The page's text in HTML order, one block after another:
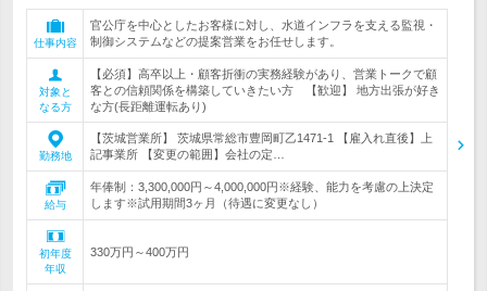
仕事内容
官公庁を中心としたお客様に対し、水道インフラを支える監視・
制御システムなどの提案営業をお任せします。
対象と
なる方
【必須】高卒以上・顧客折衝の実務経験があり、営業トークで顧
客との信頼関係を構築していきたい方 【歓迎】 地方出張が好き
な方(長距離運転あり)
勤務地
【茨城営業所】 茨城県常総市豊岡町乙1471-1 【雇入れ直後】上
記事業所 【変更の範囲】会社の定…
給与
年俸制：3,300,000円～4,000,000円※経験、能力を考慮の上決定
します※試用期間3ヶ月（待遇に変更なし）
初年度
年収
330万円～400万円